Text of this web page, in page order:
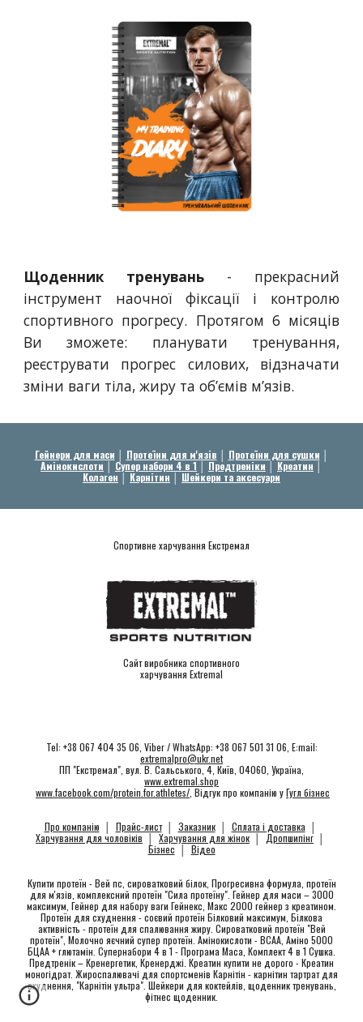
Щоденник тренувань - прекрасний
інструмент наочної фіксації і контролю
спортивного прогресу. Протягом 6 місяців
Ви зможете: планувати тренування,
реєструвати прогрес силових, відзначати
зміни ваги тіла, жиру та об’ємів м’язів.
Гейнери для маси │ Протеїни для м'язів │ Протеїни для сушки │
Амінокислоти │ Супер набори 4 в 1 │ Предтреніки │ Креатин │
Колаген │ Карнітин │ Шейкери та аксесуари
Спортивне харчування Екстремал
Сайт виробника спортивного
харчування Extremal
Tel: +38 067 404 35 06, Viber / WhatsApp: +38 067 501 31 06, E:mail:
extremalpro@ukr.net
ПП "Екстремал", вул. В. Сальського, 4, Київ, 04060, Україна,
www.extremal.shop
www.facebook.com/protein.for.athletes/ , Відгук про компанію уГугл бізнес
Про компанію │ Прайс-лист │ Заказник │ Сплата і доставка │
Харчування для чоловіків │ Харчування для жінок │ Дропшипінг │
Бізнес │ Відео
Купити протеїн - Вей пс, сироватковий білок, Прогресивна формула, протеїн
для м'язів, комплексний протеїн "Сила протеїну". Гейнер для маси – 3000
максимум, Гейнер для набору ваги Гейнекс, Макс 2000 гейнер з креатином.
Протеїн для схуднення -соєвий протеїн Білковий максимум, Білкова
активність - протеїн для спалювання жиру. Сироватковий протеїн "Вей
протеїн", Молочно яєчний супер протеїн. Амінокислоти - ВСАА, Аміно 5000
БЦАА + глютамін. Супернабори 4 в 1 - Програма Маса, Комплект 4 в 1 Сушка.
Предтренік – Кренергетик, Кренерджі. Креатин купити не дорого - Креатин
моногідрат. Жироспалювачі для спортсменів Карнітін - карнітин тартрат для
схуднення, "Карнітін ультра". Шейкери для коктейлів, щоденник тренувань,
фітнес щоденник.